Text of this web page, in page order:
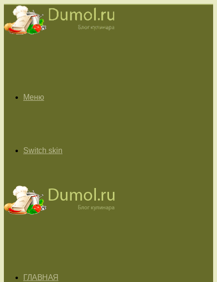
Меню
Switch skin
ГЛАВНАЯ